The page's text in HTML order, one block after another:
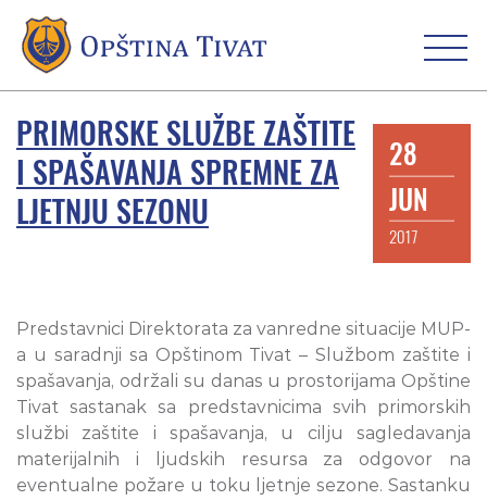
PRIMORSKE SLUŽBE ZAŠTITE
I SPAŠAVANJA SPREMNE ZA
LJETNJU SEZONU
28
JUN
2017
Predstavnici Direktorata za vanredne situacije MUP-
a u saradnji sa Opštinom Tivat – Službom zaštite i
spašavanja, održali su danas u prostorijama Opštine
Tivat sastanak sa predstavnicima svih primorskih
službi zaštite i spašavanja, u cilju sagledavanja
materijalnih i ljudskih resursa za odgovor na
eventualne požare u toku ljetnje sezone. Sastanku